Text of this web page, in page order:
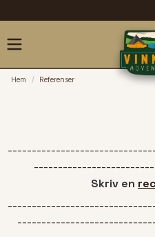
Hem Referenser
Skriv en